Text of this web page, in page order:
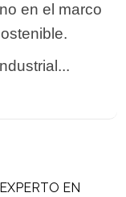
en el marco
EN